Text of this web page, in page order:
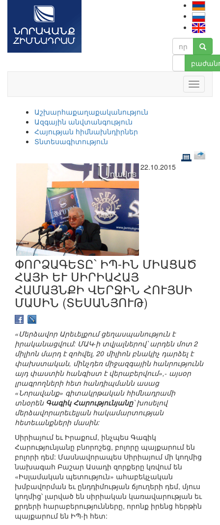
Աշխարհաքաղաքականություն
Ազգային անվտանգություն
Հայության հիմնախնդիրներ
Տնտեսագիտություն
22.10.2015
ՓՈՐՁԱԳԵՏԸ՝ ԻՊ-ԻՆ ՄԻԱՑԱԾ
ՀԱՅԻ ԵՒ ՍԻՐԻԱՀԱՅ
ՀԱՄԱՅՆՔԻ ՎԵՐՋԻՆ ՀՈՒՅՍԻ
ՄԱՍԻՆ (ՏԵՍԱՆՅՈՒԹ)
«Մերձավոր Արեւելքում ցեղասպանություն է
իրականացվում: ՄԱԿ-ի տվյալներով՝ արդեն մոտ 2
միլիոն մարդ է զոհվել, 20 միլիոն բնակիչ դարձել է
փախստական, մինչդեռ միջազգային հանրությունն
այդ փաստին հանգիստ է վերաբերվում»,- այսօր
լրագրողների հետ հանդիպմանն ասաց
«Նորավանք» գիտակրթական հիմնադրամի
տնօրեն Գագիկ Հարությունյանը՝ խոսելով
մերձավորարեւելյան հակամարտության
հետեւանքների մասին:
Սիրիայում եւ Իրաքում, ինչպես Գագիկ
Հարությունյանը բնորոշեց, բոլորը պայքարում են
բոլորի դեմ: Մասնավորապես Սիրիայում մի կողմից
նախագահ Բաշար Ասադի զորքերը կռվում են
«Իսլամական պետություն» ահաբեկչական
խմբավորման եւ ընդդիմության ճյուղերի դեմ, մյուս
կողմից՝ լարված են սիրիական կառավարության եւ
քրդերի հարաբերությունները, որոնք իրենց հերթին
պայքարում են ԻՊ-ի հետ: